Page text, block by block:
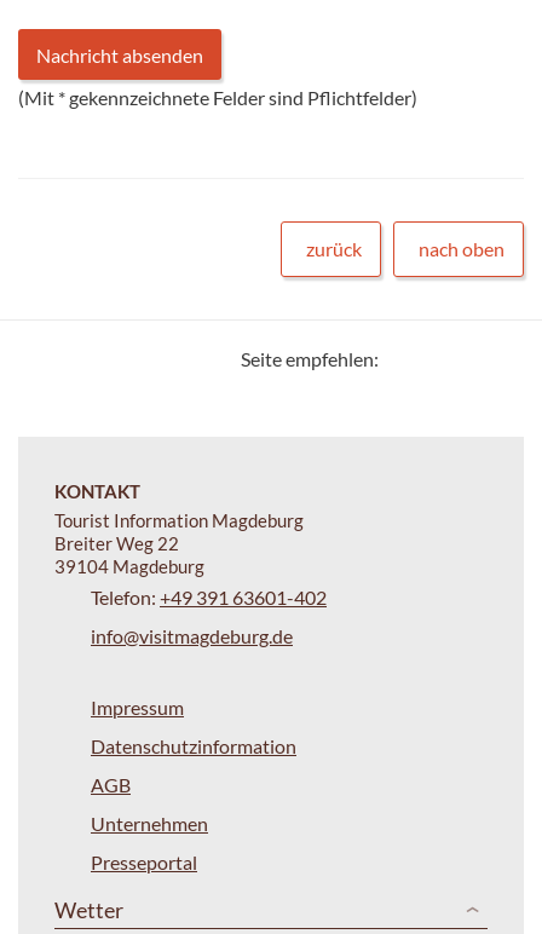
(Mit *gekennzeichnete Felder sind Pflichtfelder)
zurück nach oben
Seite empfehlen:
KONTAKT
Tourist Information Magdeburg
Breiter Weg 22
39104 Magdeburg
Telefon: +49 391 63601-402
info@visitmagdeburg.de
Impressum
Datenschutzinformation
AGB
Unternehmen
Presseportal
Wetter